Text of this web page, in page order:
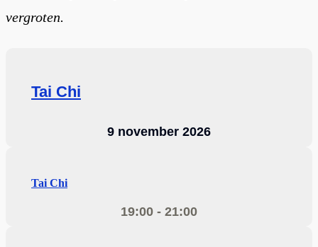
vergroten.
Tai Chi
9 november 2026
Tai Chi
19:00 - 21:00